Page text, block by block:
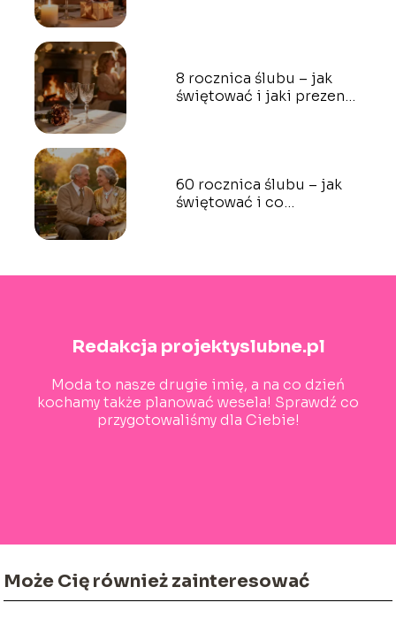
8 rocznica ślubu – jak
świętować i jaki prezent
60 rocznica ślubu – jak
świętować i co
Redakcja projektyslubne.pl
Moda to nasze drugie imię, a na co dzień
kochamy także planować wesela! Sprawdź co
przygotowaliśmy dla Ciebie!
Może Cię również zainteresować